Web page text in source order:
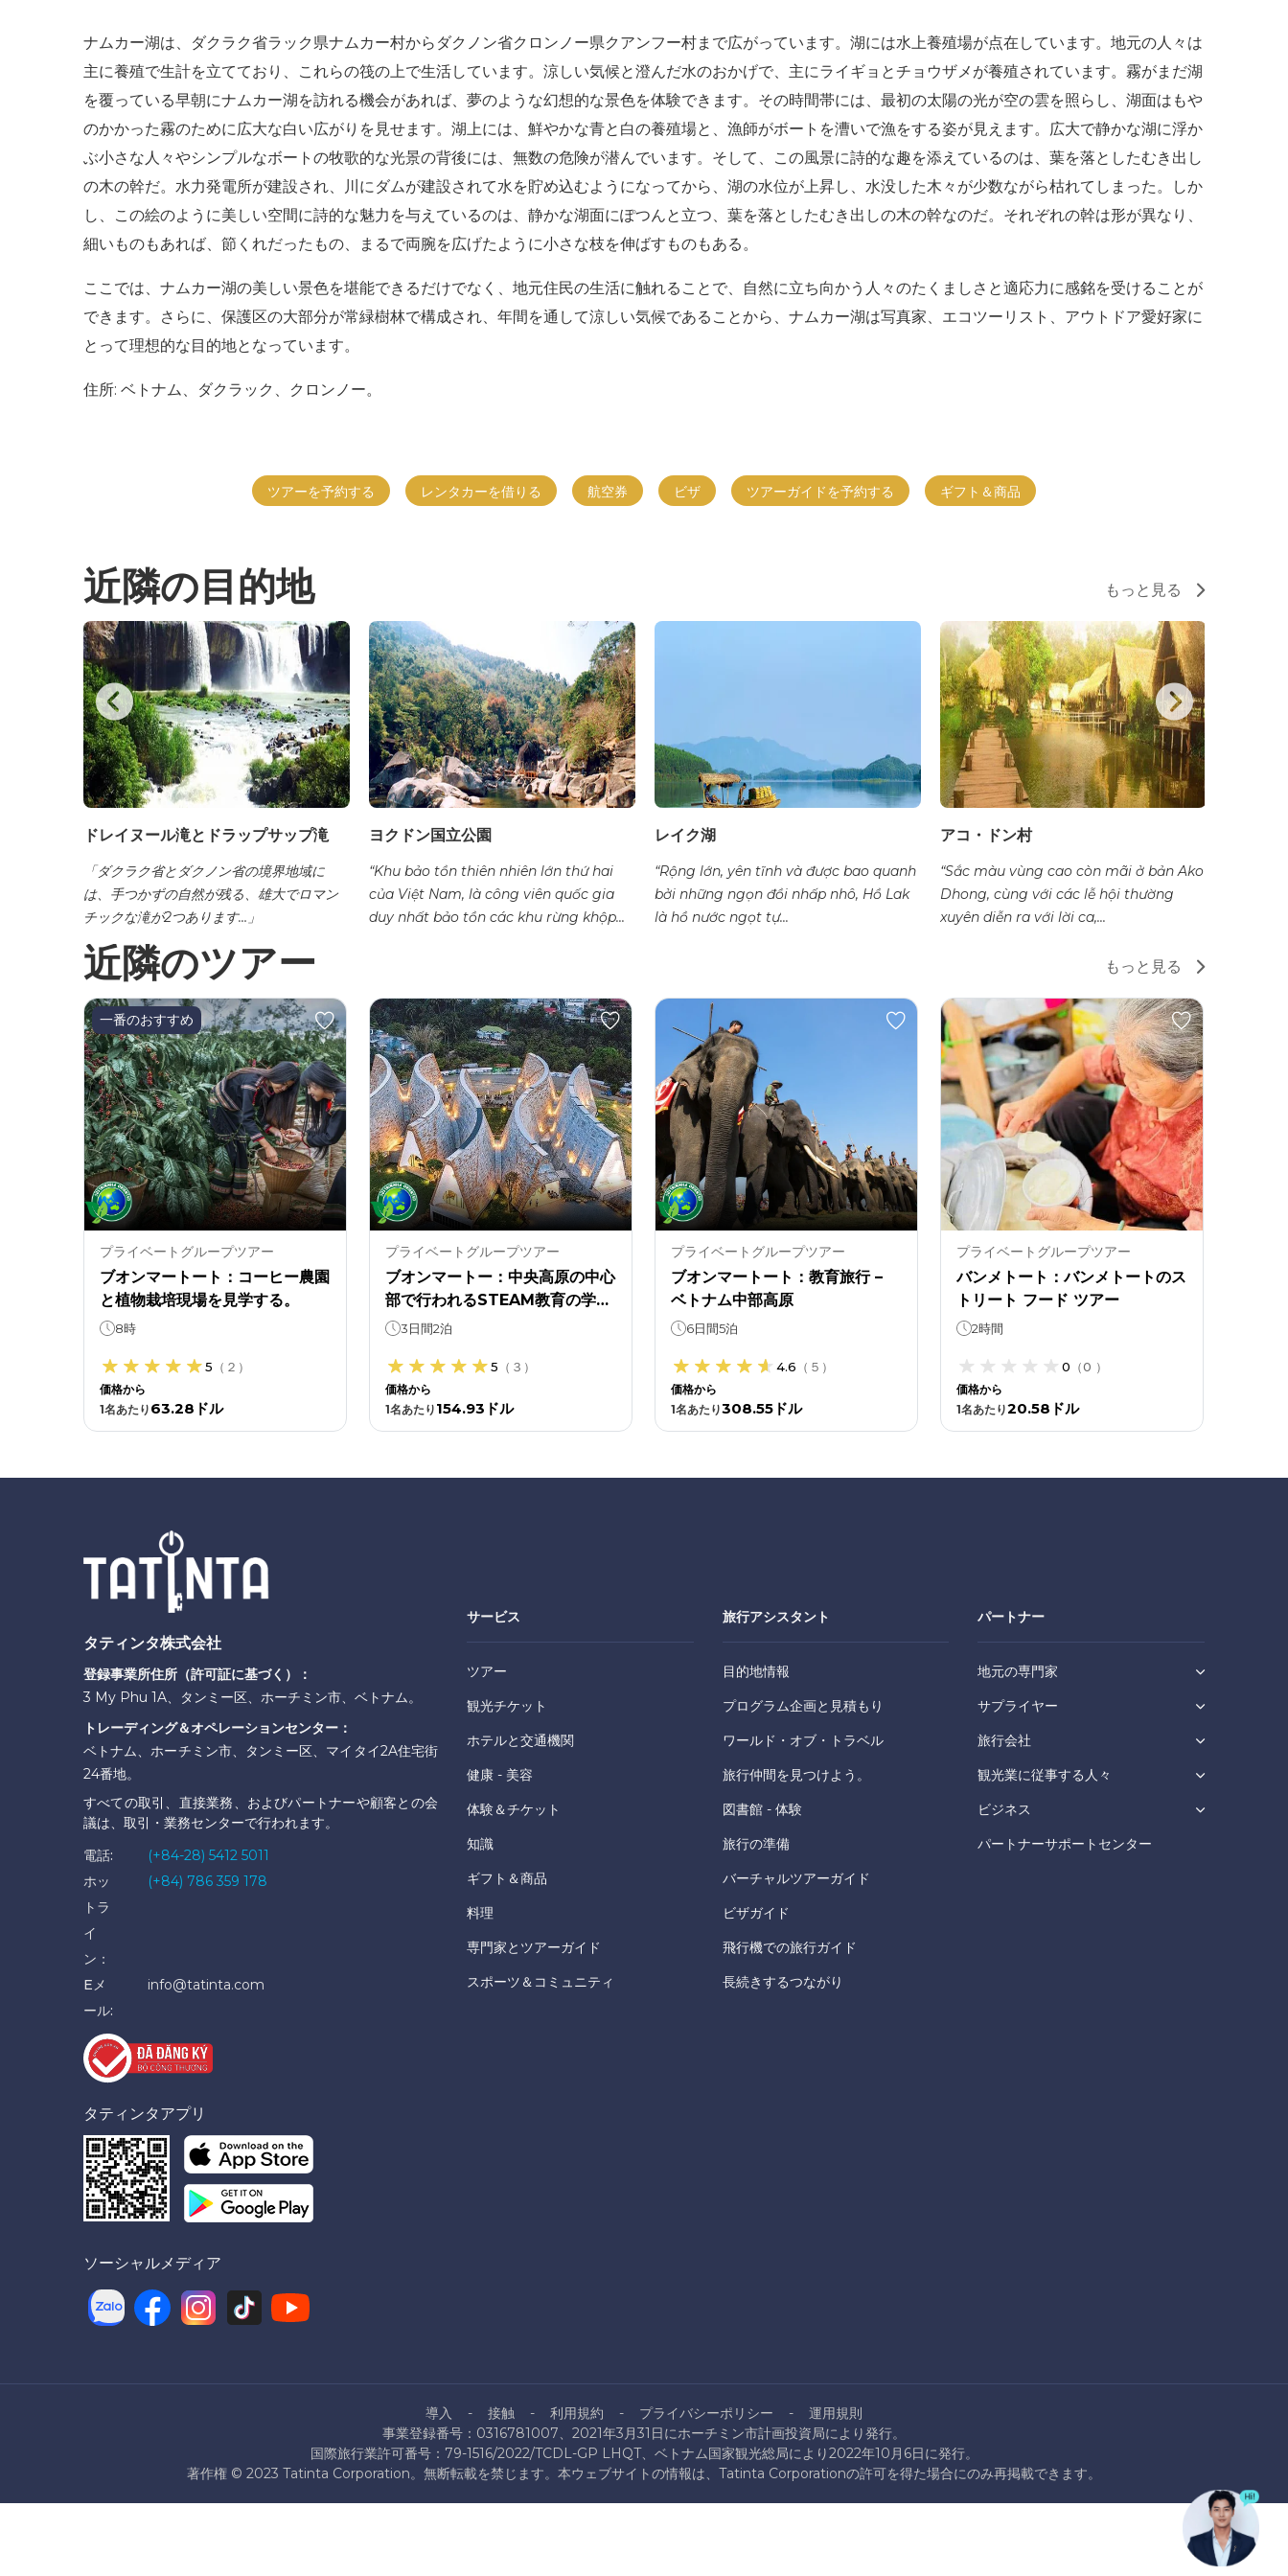
ナムカー湖は、ダクラク省ラック県ナムカー村からダクノン省クロンノー県クアンフー村まで広がっています。湖には水上養殖場が点在しています。地元の人々は
主に養殖で生計を立てており、これらの筏の上で生活しています。涼しい気候と澄んだ水のおかげで、主にライギョとチョウザメが養殖されています。霧がまだ湖
を覆っている早朝にナムカー湖を訪れる機会があれば、夢のような幻想的な景色を体験できます。その時間帯には、最初の太陽の光が空の雲を照らし、湖面はもや
のかかった霧のために広大な白い広がりを見せます。湖上には、鮮やかな青と白の養殖場と、漁師がボートを漕いで漁をする姿が見えます。広大で静かな湖に浮か
ぶ小さな人々やシンプルなボートの牧歌的な光景の背後には、無数の危険が潜んでいます。そして、この風景に詩的な趣を添えているのは、葉を落としたむき出し
の木の幹だ。水力発電所が建設され、川にダムが建設されて水を貯め込むようになってから、湖の水位が上昇し、水没した木々が少数ながら枯れてしまった。しか
し、この絵のように美しい空間に詩的な魅力を与えているのは、静かな湖面にぽつんと立つ、葉を落としたむき出しの木の幹なのだ。それぞれの幹は形が異なり、
細いものもあれば、節くれだったもの、まるで両腕を広げたように小さな枝を伸ばすものもある。
ここでは、ナムカー湖の美しい景色を堪能できるだけでなく、地元住民の生活に触れることで、自然に立ち向かう人々のたくましさと適応力に感銘を受けることが
できます。さらに、保護区の大部分が常緑樹林で構成され、年間を通して涼しい気候であることから、ナムカー湖は写真家、エコツーリスト、アウトドア愛好家に
とって理想的な目的地となっています。
住所: ベトナム、ダクラック、クロンノー。
ツアーを予約する レンタカーを借りる 航空券 ビザ ツアーガイドを予約する ギフト＆商品
近隣の目的地 もっと見る
ドレイヌール滝とドラップサップ滝
「ダクラク省とダクノン省の境界地域に
は、手つかずの自然が残る、雄大でロマン
チックな滝が2つあります…」
ヨクドン国立公園
“Khu bảo tồn thiên nhiên lớn thứ hai
của Việt Nam, là công viên quốc gia
duy nhất bảo tồn các khu rừng khộp...
レイク湖
“Rộng lớn, yên tĩnh và được bao quanh
bởi những ngọn đồi nhấp nhô, Hồ Lak
là hồ nước ngọt tự...
アコ・ドン村
“Sắc màu vùng cao còn mãi ở bản Ako
Dhong, cùng với các lễ hội thường
xuyên diễn ra với lời ca,...
近隣のツアー もっと見る
一番のおすすめ
プライベートグループツアー
ブオンマートート：コーヒー農園
と植物栽培現場を見学する。
8時
5 （ ２ ）
価格から
1名あたり 63.28ドル
プライベートグループツアー
ブオンマートー：中央高原の中心
部で行われるSTEAM教育の学校
見学ツアー ― 玄武岩質の土壌か
3日間2泊
5 （ ３ ）
価格から
1名あたり 154.93ドル
プライベートグループツアー
ブオンマートート：教育旅行 –
ベトナム中部高原
6日間5泊
4.6 （ ５ ）
価格から
1名あたり308.55ドル
プライベートグループツアー
バンメトート：バンメトートのス
トリート フード ツアー
2時間
0 （0 ）
価格から
1名あたり20.58ドル
タティンタ株式会社
登録事業所住所（許可証に基づく）：
3 My Phu 1A、タンミー区、ホーチミン市、ベトナム。
トレーディング＆オペレーションセンター：
ベトナム、ホーチミン市、タンミー区、マイタイ2A住宅街
24番地。
すべての取引、直接業務、およびパートナーや顧客との会
議は、取引・業務センターで行われます。
電話:
(+84-28) 5412 5011
ホッ
トラ
イ
ン：
(+84) 786 359 178
Eメ
ール:
info@tatinta.com
タティンタアプリ
ソーシャルメディア
サービス
ツアー
観光チケット
ホテルと交通機関
健康 - 美容
体験＆チケット
知識
ギフト＆商品
料理
専門家とツアーガイド
スポーツ＆コミュニティ
旅行アシスタント
目的地情報
プログラム企画と見積もり
ワールド・オブ・トラベル
旅行仲間を見つけよう。
図書館 - 体験
旅行の準備
バーチャルツアーガイド
ビザガイド
飛行機での旅行ガイド
長続きするつながり
パートナー
地元の専門家
サプライヤー
旅行会社
観光業に従事する人々
ビジネス
パートナーサポートセンター
導入 接触 利用規約 プライバシーポリシー
運用規則
事業登録番号：0316781007、2021年3月31日にホーチミン市計画投資局により発行。
国際旅行業許可番号：79-1516/2022/TCDL-GP LHQT、ベトナム国家観光総局により2022年10月6日に発行。
著作権 © 2023 Tatinta Corporation。無断転載を禁じます。本ウェブサイトの情報は、Tatinta Corporationの許可を得た場合にのみ再掲載できます。